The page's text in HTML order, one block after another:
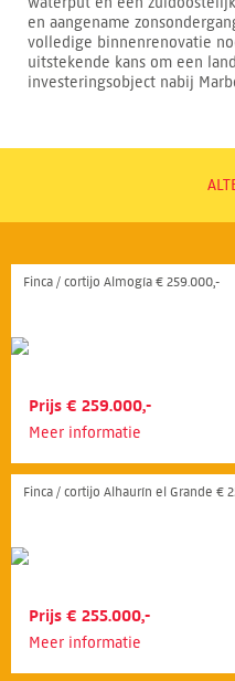
en aangename
volledige binnenrenovatie
uitstekende kans om een
investeringsobject nabij
Finca / cortijo Almogía € 259.000,-
Prijs € 259.000,-
Meer informatie
Finca / cortijo Alhaurín el Grande €
Prijs € 255.000,-
Meer informatie